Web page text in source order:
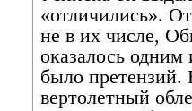
«отличились».
не в их числе,
оказалось
было претензий.
вертолетный